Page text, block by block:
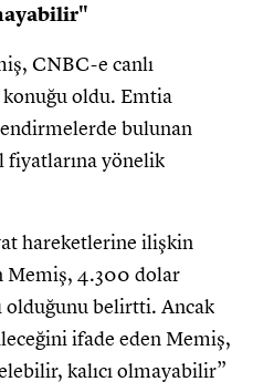
CNBC-e canlı
konuğu oldu. Emtia
bulunan
fiyatlarına yönelik
hareketlerine ilişkin
Memiş, 4.300 dolar
olduğunu belirtti. Ancak
ifade eden Memiş,
kalıcı olmayabilir”